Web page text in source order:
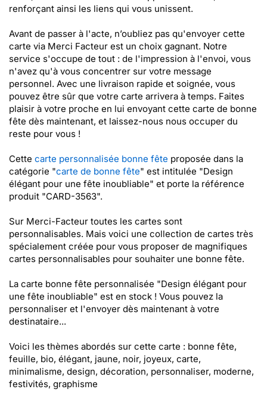
renforçant ainsi les liens qui vous unissent.
Avant de passer à l'acte, n’oubliez pas qu'envoyer cette
carte via Merci Facteur est un choix gagnant. Notre
service s'occupe de tout : de l'impression à l'envoi, vous
n'avez qu'à vous concentrer sur votre message
personnel. Avec une livraison rapide et soignée, vous
pouvez être sûr que votre carte arrivera à temps. Faites
plaisir à votre proche en lui envoyant cette carte de bonne
fête dès maintenant, et laissez-nous nous occuper du
reste pour vous !
Cette carte personnalisée bonne fête proposée dans la
catégorie "carte de bonne fête" est intitulée "Design
élégant pour une fête inoubliable" et porte la référence
produit "CARD-3563".
Sur Merci-Facteur toutes les cartes sont
personnalisables. Mais voici une collection de cartes très
spécialement créée pour vous proposer de magnifiques
cartes personnalisables pour souhaiter une bonne fête.
La carte bonne fête personnalisée "Design élégant pour
une fête inoubliable" est en stock ! Vous pouvez la
personnaliser et l'envoyer dès maintenant à votre
destinataire...
Voici les thèmes abordés sur cette carte : bonne fête,
feuille, bio, élégant, jaune, noir, joyeux, carte,
minimalisme, design, décoration, personnaliser, moderne,
festivités, graphisme